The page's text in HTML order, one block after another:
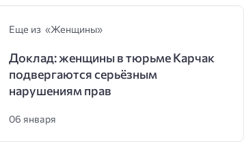
Еще из «Женщины»
Доклад: женщины в тюрьме Карчак
подвергаются серьёзным
нарушениям прав
06 января